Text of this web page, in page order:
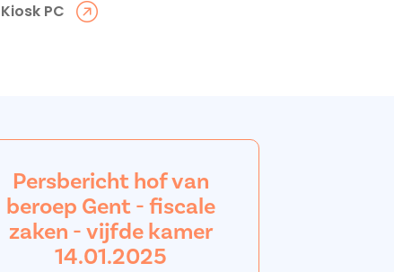
Kiosk PC
Persbericht hof van
beroep Gent - fiscale
zaken - vijfde kamer
14.01.2025